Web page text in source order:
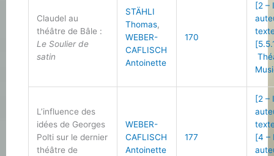
Claudel au
théâtre de Bâle :
Le Soulier de
satin
STÄHLI
Thomas,
WEBER-
CAFLISCH
Antoinette
170
[2 –
L’influence des
idées de Georges
Polti sur le dernier
théâtre de
WEBER-
CAFLISCH
Antoinette
177
[2 –
[4 –